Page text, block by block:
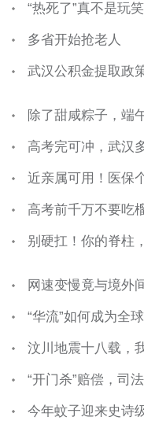
“热死了”真不是玩
多省开始抢老人
武汉公积金提取政
除了甜咸粽子，端
高考完可冲，武汉
近亲属可用！医保
高考前千万不要吃
别硬扛！你的脊柱
网速变慢竟与境外
“华流”如何成为全
汶川地震十八载，
“开门杀”赔偿，司
今年蚊子迎来史诗